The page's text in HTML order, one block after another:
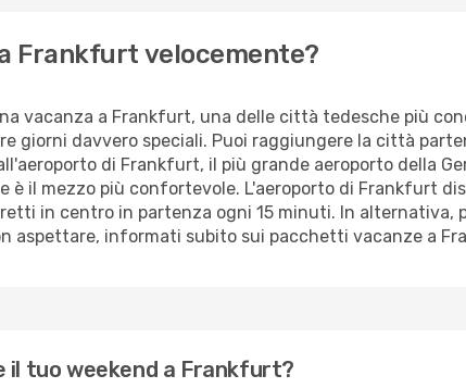
Frankfurt velocemente?
vacanza a Frankfurt, una delle città tedesche più
giorni davvero speciali. Puoi raggiungere la città
di Frankfurt, il più grande aeroporto della
è il mezzo più confortevole. L'aeroporto di Frankfurt
in centro in partenza ogni 15 minuti. In alternativa,
aspettare, informati subito sui pacchetti vacanze a
il tuo weekend a Frankfurt?